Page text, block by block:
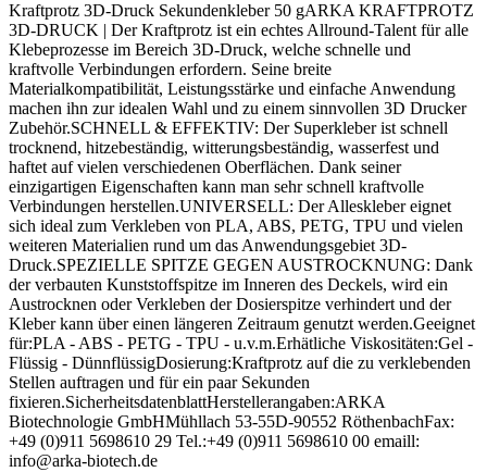
Kraftprotz 3D-Druck Sekundenkleber 50 gARKA KRAFTPROTZ
3D-DRUCK | Der Kraftprotz ist ein echtes Allround-Talent für alle
Klebeprozesse im Bereich 3D-Druck, welche schnelle und
kraftvolle Verbindungen erfordern. Seine breite
Materialkompatibilität, Leistungsstärke und einfache Anwendung
machen ihn zur idealen Wahl und zu einem sinnvollen 3D Drucker
Zubehör.SCHNELL & EFFEKTIV: Der Superkleber ist schnell
trocknend, hitzebeständig, witterungsbeständig, wasserfest und
haftet auf vielen verschiedenen Oberflächen. Dank seiner
einzigartigen Eigenschaften kann man sehr schnell kraftvolle
Verbindungen herstellen.UNIVERSELL: Der Alleskleber eignet
sich ideal zum Verkleben von PLA, ABS, PETG, TPU und vielen
weiteren Materialien rund um das Anwendungsgebiet 3D-
Druck.SPEZIELLE SPITZE GEGEN AUSTROCKNUNG: Dank
der verbauten Kunststoffspitze im Inneren des Deckels, wird ein
Austrocknen oder Verkleben der Dosierspitze verhindert und der
Kleber kann über einen längeren Zeitraum genutzt werden.Geeignet
für:PLA - ABS - PETG - TPU - u.v.m.Erhätliche Viskositäten:Gel -
Flüssig - DünnflüssigDosierung:Kraftprotz auf die zu verklebenden
Stellen auftragen und für ein paar Sekunden
fixieren.SicherheitsdatenblattHerstellerangaben:ARKA
Biotechnologie GmbHMühllach 53-55D-90552 RöthenbachFax:
+49 (0)911 5698610 29 Tel.:+49 (0)911 5698610 00 emaill:
info@arka-biotech.de